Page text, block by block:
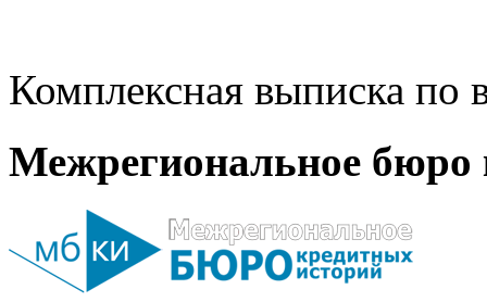
Комплексная выписка
Межрегиональное бюро